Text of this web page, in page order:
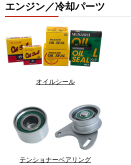
エンジン／冷却パーツ
オイルシール
テンショナーベアリング